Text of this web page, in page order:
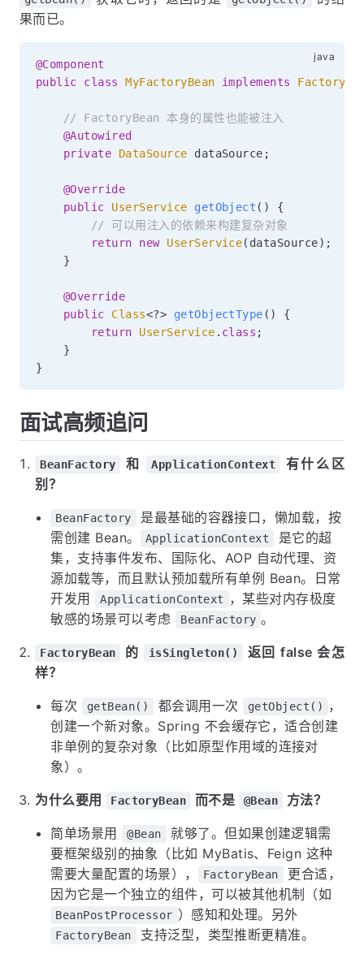
果而已。
@Component
public
class MyFactoryBean implements
// FactoryBean 本身的属性也能被注入
@Autowired
private
DataSource dataSource ;
@Override
public
UserService getObject ( )
{
// 可以用注入的依赖来构建复杂对象
return
new UserService( dataSource) ;
}
@Override
public
Class<?> getObjectType ( )
{
return
UserService . class ;
}
}
面试高频追问
BeanFactory 和 ApplicationContext
有什么区
别？
BeanFactory
是最基础的容器接口，懒加载，按
需创建 Bean。
ApplicationContext
是它的超
集，支持事件发布、国际化、AOP 自动代理、资
源加载等，而且默认预加载所有单例 Bean。日常
开发用
ApplicationContext
，某些对内存极度
敏感的场景可以考虑
BeanFactory 。
FactoryBean 的 isSingleton()
返回 false 会怎
样？
每次 getBean() 都会调用一次 getObject()
，
创建一个新对象。Spring 不会缓存它，适合创建
非单例的复杂对象（比如原型作用域的连接对
象）。
为什么要用 FactoryBean 而不是 @Bean 方法？
简单场景用 @Bean
就够了。但如果创建逻辑需
要框架级别的抽象（比如 MyBatis、Feign 这种
需要大量配置的场景），
FactoryBean
更合适，
因为它是一个独立的组件，可以被其他机制（如
BeanPostProcessor ）感知和处理。另外
FactoryBean 支持泛型，类型推断更精准。